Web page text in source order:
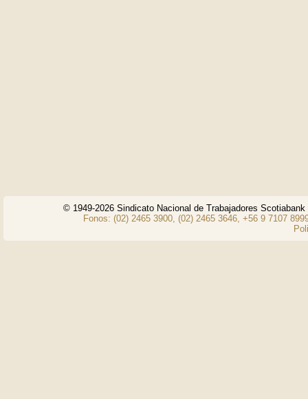
© 1949-2026 Sindicato Nacional de Trabajadores
Fonos: (02) 2465 3900, (02) 2465 3646, +56 9 7107